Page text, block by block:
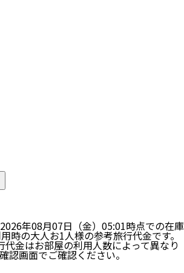
2026年08月07日（金）05:01時点での在庫
時の大人お1人様の参考旅行代金です。
代金はお部屋の利用人数によって異なり
認画面でご確認ください。